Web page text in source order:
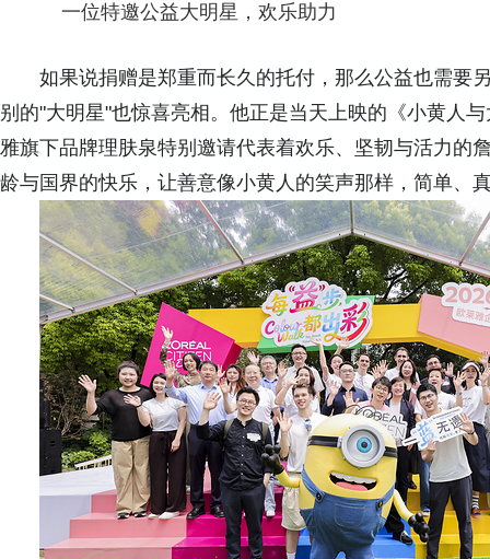
一位特邀公益大明星，欢乐助力
如果说捐赠是郑重而长久的托付，那么公益也需要
别的"大明星"也惊喜亮相。他正是当天上映的《小黄人
雅旗下品牌理肤泉特别邀请代表着欢乐、坚韧与活力的
龄与国界的快乐，让善意像小黄人的笑声那样，简单、